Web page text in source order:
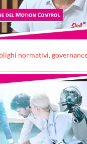
normativi,